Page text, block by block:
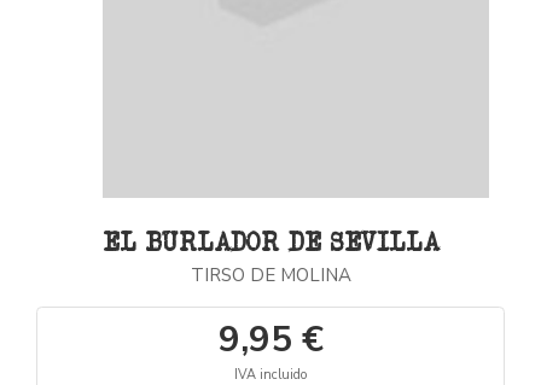
EL BURLADOR DE SEVILLA
TIRSO DE MOLINA
9,95 €
IVA incluido